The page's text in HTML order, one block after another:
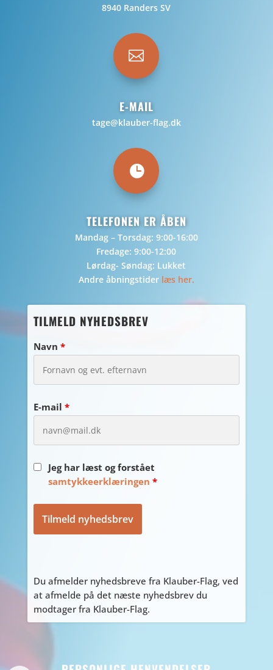
8940 Randers SV

E-MAIL
tage@klauber-flag.dk

TELEFONEN ER ÅBEN
Mandag – Torsdag: 9:00-16:00
Fredage: 9:00-12:00
Lørdag- Søndag: Lukket
Andre åbningstider læs her.
TILMELD NYHEDSBREV
Navn *
E-mail *
Jeg har læst og forstået
samtykkeerklæringen *
Du afmelder nyhedsbreve fra Klauber-Flag, ved
at afmelde på det næste nyhedsbrev du
modtager fra Klauber-Flag.